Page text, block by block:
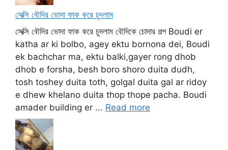
সেক্সি বৌদির ভোদা ফাক করে চুদলাম
সেক্সি বৌদির ভোদা ফাক করে চুদলাম বৌদিকে চোদার গল্প Boudi er
katha ar ki bolbo, agey ektu bornona dei, Boudi
ek bachchar ma, ektu balki,gayer rong dhob
dhob e forsha, besh boro shoro duita dudh,
tosh toshey duita toth, golgal duita gal ar ridoy
e dhew khelano duita thop thope pacha. Boudi
amader building er ... Read more